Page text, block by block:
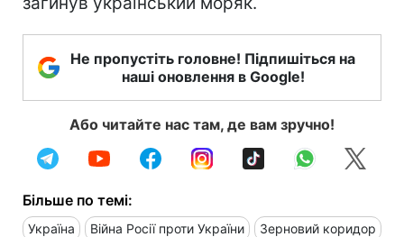
Не пропустіть головне! Підпишіться на
наші оновлення в Google!
Або читайте нас там, де вам зручно!
Більше по темі:
Україна Війна Росії проти України Зерновий коридор